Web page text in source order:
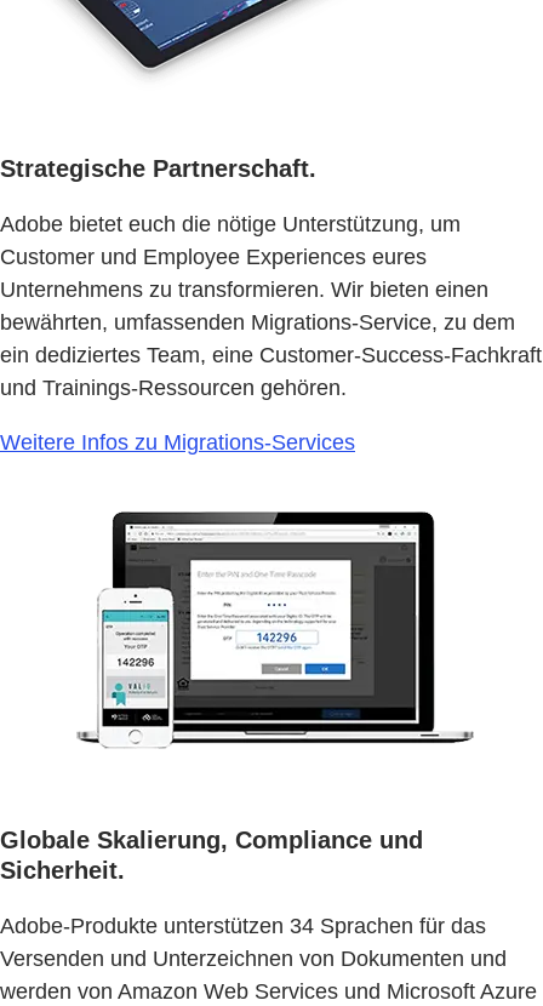
Strategische Partnerschaft.
Adobe bietet euch die nötige Unterstützung, um
Customer und Employee Experiences eures
Unternehmens zu transformieren. Wir bieten einen
bewährten, umfassenden Migrations-Service, zu dem
ein dediziertes Team, eine Customer-Success-Fachkraft
und Trainings-Ressourcen gehören.
Weitere Infos zu Migrations-Services
Globale Skalierung, Compliance und
Sicherheit.
Adobe-Produkte unterstützen 34 Sprachen für das
Versenden und Unterzeichnen von Dokumenten und
werden von Amazon Web Services und Microsoft Azure